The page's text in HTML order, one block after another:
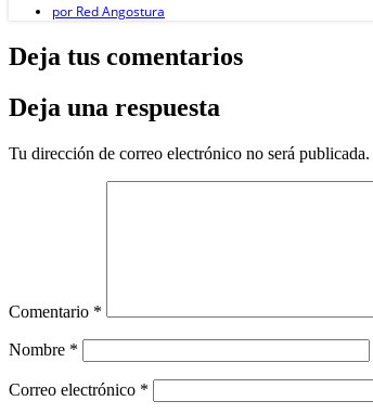
por Red Angostura
Deja tus comentarios
Deja una respuesta
Tu dirección de correo electrónico no será publicada.
Comentario *
Nombre *
Correo electrónico *